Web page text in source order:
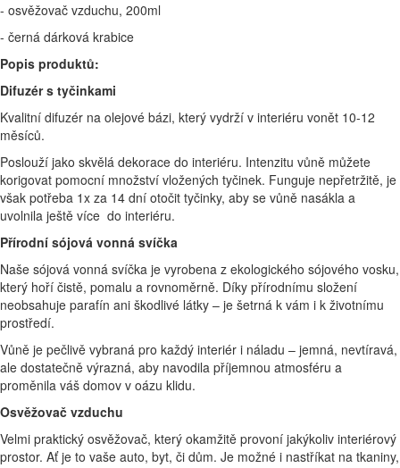
- osvěžovač vzduchu, 200ml
- černá dárková krabice
Popis produktů:
Difuzér s tyčinkami
Kvalitní difuzér na olejové bázi, který vydrží v interiéru vonět 10-12
měsíců.
Poslouží jako skvělá dekorace do interiéru. Intenzitu vůně můžete
korigovat pomocní množství vložených tyčinek. Funguje nepřetržitě, je
však potřeba 1x za 14 dní otočit tyčinky, aby se vůně nasákla a
uvolnila ještě více do interiéru.
Přírodní sójová vonná svíčka
Naše sójová vonná svíčka je vyrobena z ekologického sójového vosku,
který hoří čistě, pomalu a rovnoměrně. Díky přírodnímu složení
neobsahuje parafín ani škodlivé látky – je šetrná k vám i k životnímu
prostředí.
Vůně je pečlivě vybraná pro každý interiér i náladu – jemná, nevtíravá,
ale dostatečně výrazná, aby navodila příjemnou atmosféru a
proměnila váš domov v oázu klidu.
Osvěžovač vzduchu
Velmi praktický osvěžovač, který okamžitě provoní jakýkoliv interiérový
prostor. Ať je to vaše auto, byt, či dům. Je možné i nastříkat na tkaniny,